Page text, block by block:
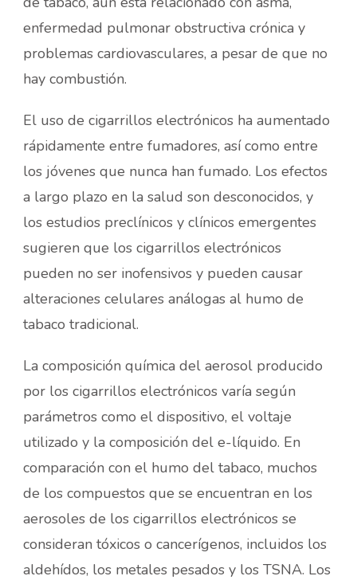
enfermedad pulmonar obstructiva crónica y
problemas cardiovasculares, a pesar de que no
hay combustión.
El uso de cigarrillos electrónicos ha aumentado
rápidamente entre fumadores, así como entre
los jóvenes que nunca han fumado. Los efectos
a largo plazo en la salud son desconocidos, y
los estudios preclínicos y clínicos emergentes
sugieren que los cigarrillos electrónicos
pueden no ser inofensivos y pueden causar
alteraciones celulares análogas al humo de
tabaco tradicional.
La composición química del aerosol producido
por los cigarrillos electrónicos varía según
parámetros como el dispositivo, el voltaje
utilizado y la composición del e-líquido. En
comparación con el humo del tabaco, muchos
de los compuestos que se encuentran en los
aerosoles de los cigarrillos electrónicos se
consideran tóxicos o cancerígenos, incluidos los
aldehídos, los metales pesados y los TSNA. Los